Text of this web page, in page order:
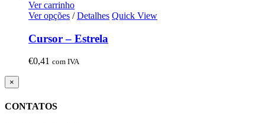
Ver carrinho
Ver opções / Detalhes Quick View
Cursor – Estrela
€0,41 com IVA
Close
product
view
×
CONTATOS